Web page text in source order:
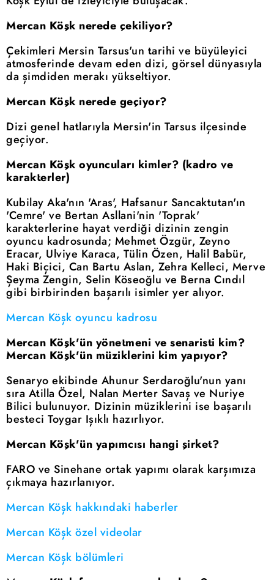
Mercan Köşk nerede çekiliyor?
Çekimleri Mersin Tarsus'un tarihi ve büyüleyici
atmosferinde devam eden dizi, görsel dünyasıyla
da şimdiden merakı yükseltiyor.
Mercan Köşk nerede geçiyor?
Dizi genel hatlarıyla Mersin'in Tarsus ilçesinde
geçiyor.
Mercan Köşk oyuncuları kimler? (kadro ve
karakterler)
Kubilay Aka'nın 'Aras', Hafsanur Sancaktutan'ın
'Cemre' ve Bertan Asllani'nin 'Toprak'
karakterlerine hayat verdiği dizinin zengin
oyuncu kadrosunda; Mehmet Özgür, Zeyno
Eracar, Ulviye Karaca, Tülin Özen, Halil Babür,
Haki Biçici, Can Bartu Aslan, Zehra Kelleci, Merve
Şeyma Zengin, Selin Köseoğlu ve Berna Cındıl
gibi birbirinden başarılı isimler yer alıyor.
Mercan Köşk oyuncu kadrosu
Mercan Köşk'ün yönetmeni ve senaristi kim?
Mercan Köşk'ün müziklerini kim yapıyor?
Senaryo ekibinde Ahunur Serdaroğlu'nun yanı
sıra Atilla Özel, Nalan Merter Savaş ve Nuriye
Bilici bulunuyor. Dizinin müziklerini ise başarılı
besteci Toygar Işıklı hazırlıyor.
Mercan Köşk'ün yapımcısı hangi şirket?
FARO ve Sinehane ortak yapımı olarak karşımıza
çıkmaya hazırlanıyor.
Mercan Köşk hakkındaki haberler
Mercan Köşk özel videolar
Mercan Köşk bölümleri